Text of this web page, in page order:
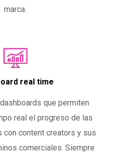
marca.
real time
que permiten
real el progreso de las
con content creators y sus
comerciales. Siempre